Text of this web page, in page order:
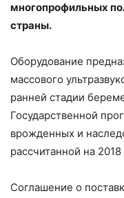
многопрофильных
страны.
Оборудование
массового
ранней стадии
Государственной
врожденных и
рассчитанной на
Соглашение о